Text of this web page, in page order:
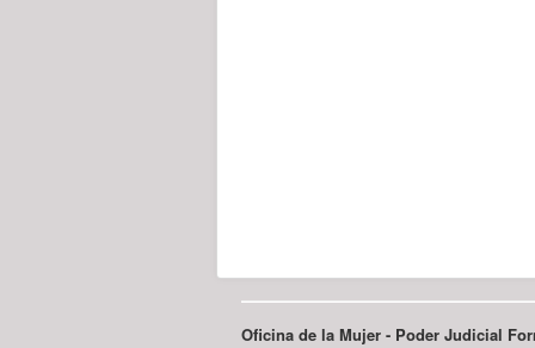
Oficina de la Mujer - Poder Judicial